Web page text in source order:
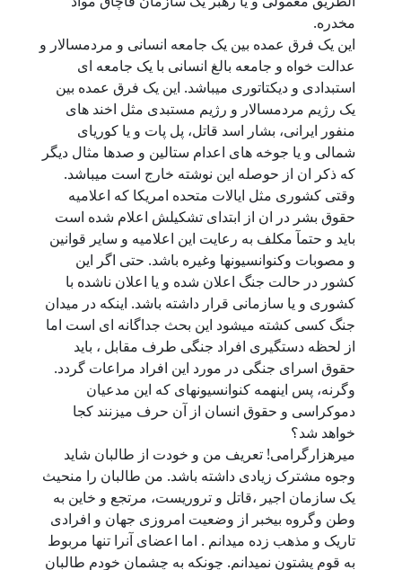
مخدره.
این یک فرق عمده بین یک جامعه انسانی و مردمسالار و
عدالت خواه و جامعه بالغ انسانی با یک جامعه ای
استبدادی و دیکتاتوری میباشد. این یک فرق عمده بین
یک رژیم مردمسالار و رژیم مستبدی مثل اخند های
منفور ایرانی، بشار اسد قاتل، پل پات و یا کوریای
شمالی و یا جوخه های اعدام ستالین و صدها مثال دیگر
که ذکر ان از حوصله این نوشته خارج است میباشد.
وقتی کشوری مثل ایالات متحده امریکا که اعلامیه
حقوق بشر در ان از ابتدای تشکیلش اعلام شده است
باید و حتمآ مکلف به رعایت این اعلامیه و سایر قوانین
و مصوبات وکنوانسیونها وغیره باشد. حتی اگر این
کشور در حالت جنگ اعلان شده و یا اعلان ناشده با
کشوری و یا سازمانی قرار داشته باشد. اینکه در میدان
جنگ کسی کشته میشود این بحث جداگانه ای است اما
از لحظه دستگیری افراد جنگی طرف مقابل ، باید
حقوق اسرای جنگی در مورد این افراد مراعات گردد.
وگرنه، پس اینهمه کنوانسیونهای که این مدعیان
دموکراسی و حقوق انسان از آن حرف میزنند کجا
خواهد شد؟
میرهزارگرامی! تعریف من و خودت از طالبان شاید
وجوه مشترک زیادی داشته باشد. من طالبان را منحیث
یک سازمان اجیر ،قاتل و تروریست، مرتجع و خاین به
وطن وگروه بیخبر از وضعیت امروزی جهان و افرادی
تاریک و مذهب زده میدانم . اما اعضای آنرا تنها مربوط
به قوم پشتون نمیدانم. چونکه به چشمان خودم طالبان